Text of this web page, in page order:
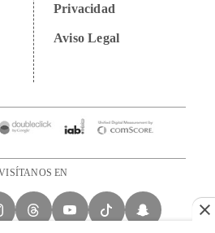
Privacidad
Aviso Legal
EN